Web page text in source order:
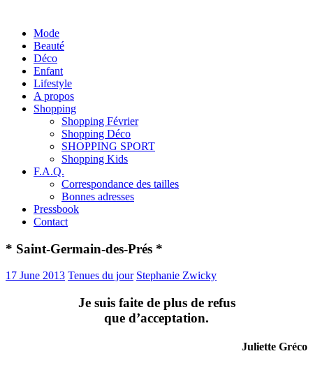
Mode
Beauté
Déco
Enfant
Lifestyle
A propos
Shopping
Shopping Février
Shopping Déco
SHOPPING SPORT
Shopping Kids
F.A.Q.
Correspondance des tailles
Bonnes adresses
Pressbook
Contact
* Saint-Germain-des-Prés *
17 June 2013 Tenues du jour Stephanie Zwicky
Je suis faite de plus de refus
que d’acceptation.
Juliette Gréco